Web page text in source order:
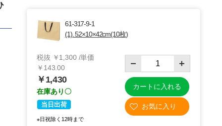
61-317-9-1
(1). 52×10×42cm(10枚)
税抜 ￥1,300 /単価
￥143.00
￥1,430
在庫あり〇
当日出荷
※日祝除く12時まで
カートに入れる